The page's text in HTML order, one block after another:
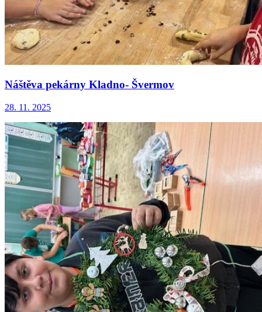
Náštěva pekárny Kladno- Švermov
28. 11. 2025